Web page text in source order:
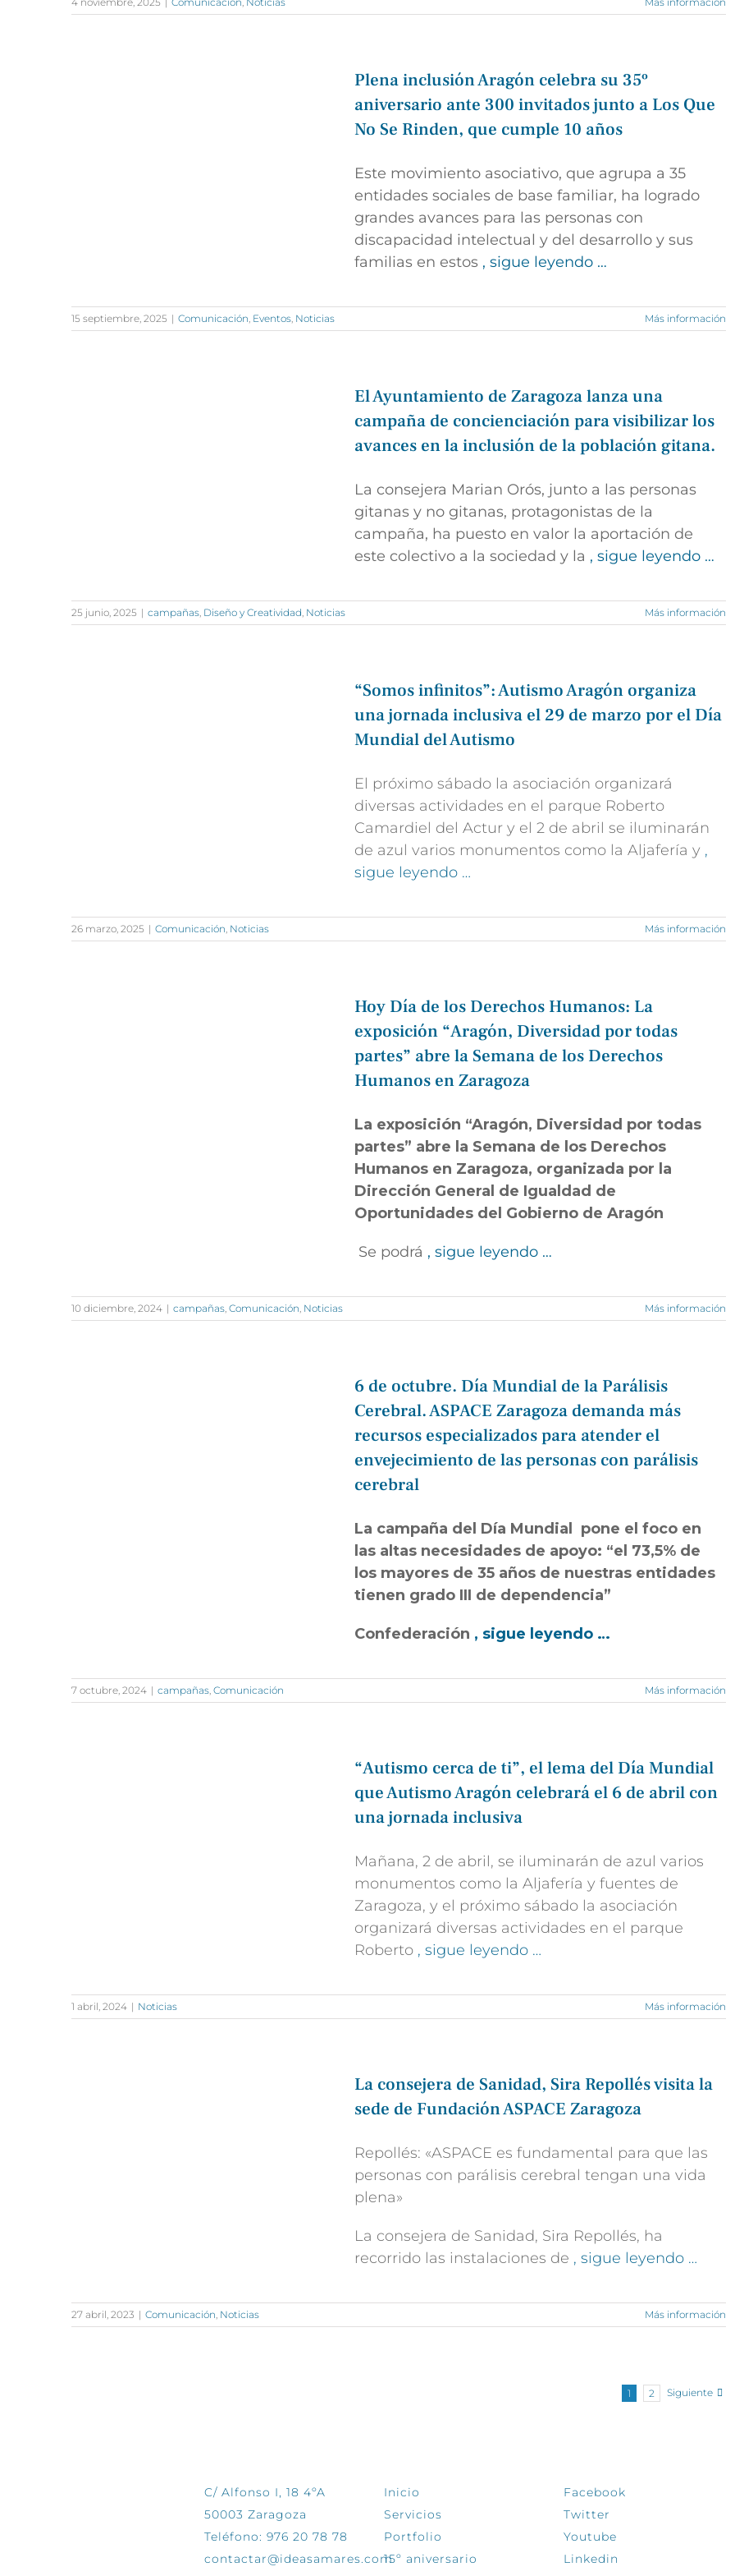
Plena inclusión Aragón celebra su 35º
aniversario ante 300 invitados junto a Los Que
No Se Rinden, que cumple 10 años
Este movimiento asociativo, que agrupa a 35
entidades sociales de base familiar, ha logrado
grandes avances para las personas con
discapacidad intelectual y del desarrollo y sus
familias en estos , sigue leyendo …
15 septiembre, 2025 | Comunicación, Eventos, Noticias Más información
El Ayuntamiento de Zaragoza lanza una
campaña de concienciación para visibilizar los
avances en la inclusión de la población gitana.
La consejera Marian Orós, junto a las personas
gitanas y no gitanas, protagonistas de la
campaña, ha puesto en valor la aportación de
este colectivo a la sociedad y la , sigue leyendo …
25 junio, 2025 | campañas, Diseño y Creatividad, Noticias Más información
“Somos infinitos”: Autismo Aragón organiza
una jornada inclusiva el 29 de marzo por el Día
Mundial del Autismo
El próximo sábado la asociación organizará
diversas actividades en el parque Roberto
Camardiel del Actur y el 2 de abril se iluminarán
de azul varios monumentos como la Aljafería y ,
sigue leyendo …
26 marzo, 2025 | Comunicación, Noticias Más información
Hoy Día de los Derechos Humanos: La
exposición “Aragón, Diversidad por todas
partes” abre la Semana de los Derechos
Humanos en Zaragoza
La exposición “Aragón, Diversidad por todas
partes” abre la Semana de los Derechos
Humanos en Zaragoza, organizada por la
Dirección General de Igualdad de
Oportunidades del Gobierno de Aragón
Se podrá , sigue leyendo …
10 diciembre, 2024 | campañas, Comunicación, Noticias Más información
6 de octubre. Día Mundial de la Parálisis
Cerebral. ASPACE Zaragoza demanda más
recursos especializados para atender el
envejecimiento de las personas con parálisis
cerebral
La campaña del Día Mundial pone el foco en
las altas necesidades de apoyo: “el 73,5% de
los mayores de 35 años de nuestras entidades
tienen grado III de dependencia”
Confederación , sigue leyendo …
7 octubre, 2024 | campañas, Comunicación Más información
“Autismo cerca de ti”, el lema del Día Mundial
que Autismo Aragón celebrará el 6 de abril con
una jornada inclusiva
Mañana, 2 de abril, se iluminarán de azul varios
monumentos como la Aljafería y fuentes de
Zaragoza, y el próximo sábado la asociación
organizará diversas actividades en el parque
Roberto , sigue leyendo …
1 abril, 2024 | Noticias Más información
La consejera de Sanidad, Sira Repollés visita la
sede de Fundación ASPACE Zaragoza
Repollés: «ASPACE es fundamental para que las
personas con parálisis cerebral tengan una vida
plena»
La consejera de Sanidad, Sira Repollés, ha
recorrido las instalaciones de , sigue leyendo …
27 abril, 2023 | Comunicación, Noticias Más información
1 2 Siguiente
C/ Alfonso I, 18 4ºA
50003 Zaragoza
Teléfono: 976 20 78 78
contactar@ideasamares.com
Inicio
Servicios
Portfolio
15º aniversario
Facebook
Twitter
Youtube
Linkedin